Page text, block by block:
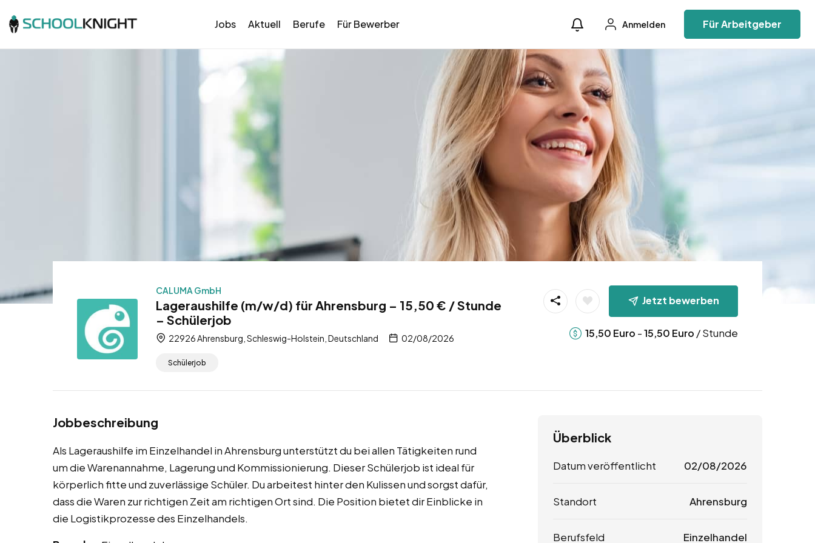
Jobs Aktuell Berufe Für Bewerber Anmelden Für Arbeitgeber
CALUMA GmbH
Lageraushilfe (m/w/d) für Ahrensburg – 15,50 € / Stunde
– Schülerjob
22926 Ahrensburg, Schleswig-Holstein, Deutschland 02/08/2026
Schülerjob
Jetzt bewerben
15,50 Euro -15,50 Euro / Stunde
Jobbeschreibung
Als Lageraushilfe im Einzelhandel in Ahrensburg unterstützt du bei allen Tätigkeiten rund
um die Warenannahme, Lagerung und Kommissionierung. Dieser Schülerjob ist ideal für
körperlich fitte und zuverlässige Schüler. Du arbeitest hinter den Kulissen und sorgst dafür,
dass die Waren zur richtigen Zeit am richtigen Ort sind. Die Position bietet dir Einblicke in
die Logistikprozesse des Einzelhandels.
Überblick
Datum veröffentlicht 02/08/2026
Standort Ahrensburg
Berufsfeld Einzelhandel